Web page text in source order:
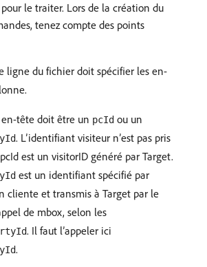
le traiter. Lors de la création du
tenez compte des points
ligne du fichier doit spécifier les en-
tête doit être un pcId ou un
. L’identifiant visiteur n’est pas pris
est un visitorID généré par Target.
est un identifiant spécifié par
cliente et transmis à Target par le
de mbox, selon les
. Il faut l’appeler ici
.